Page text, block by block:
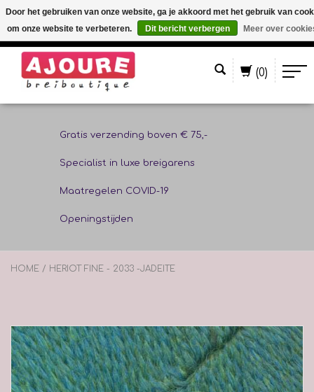
(0)
Gratis verzending boven € 75,-
Specialist in luxe breigarens
Maatregelen COVID-19
Openingstijden
HOME / HERIOT FINE - 2033 -JADEITE
Door het gebruiken van onze website, ga je akkoord met het gebruik van
om onze website te verbeteren.
Dit bericht verbergen Meer over